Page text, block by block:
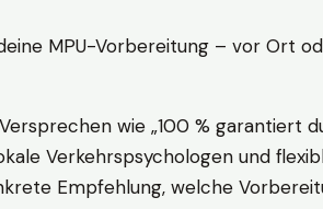
MPU-Vorbereitung – vor Ort
wie „100 % garantiert
Verkehrspsychologen und
Empfehlung, welche